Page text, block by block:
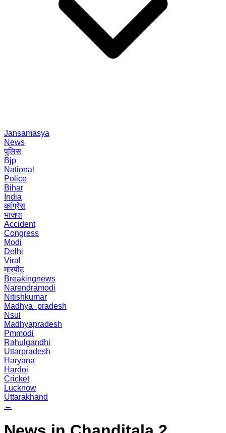
Jansamasya
News
पुलिस
Bjp
National
Police
Bihar
India
कांग्रेस
भाजपा
Accident
Congress
Modi
Delhi
Viral
मारपीट
Breakingnews
Narendramodi
Nitishkumar
Madhya_pradesh
Nsui
Madhyapradesh
Pmmodi
Rahulgandhi
Uttarpradesh
Haryana
Hardoi
Cricket
Lucknow
Uttarakhand
←